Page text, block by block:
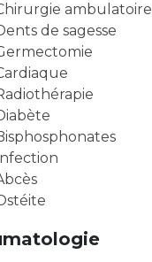
ambulatoire
de sagesse